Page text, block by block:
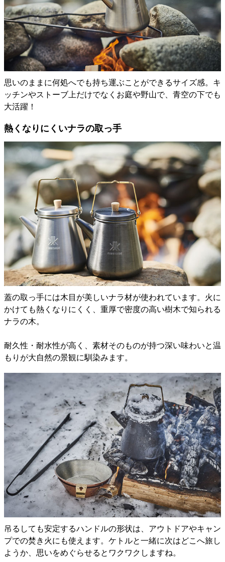
思いのままに何処へでも持ち運ぶことができるサイズ感。キ
ッチンやストーブ上だけでなくお庭や野山で、青空の下でも
大活躍！
熱くなりにくいナラの取っ手
蓋の取っ手には木目が美しいナラ材が使われています。火に
かけても熱くなりにくく、重厚で密度の高い樹木で知られる
ナラの木。
耐久性・耐水性が高く、素材そのものが持つ深い味わいと温
もりが大自然の景観に馴染みます。
吊るしても安定するハンドルの形状は、アウトドアやキャン
プでの焚き火にも使えます。ケトルと一緒に次はどこへ旅し
ようか、思いをめぐらせるとワクワクしますね。